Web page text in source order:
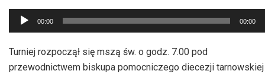
Odtwarzacz
plików
dźwiękowych
00:00 00:00
Turniej rozpoczął się mszą św. o godz. 7.00 pod
przewodnictwem biskupa pomocniczego diecezji tarnowskiej